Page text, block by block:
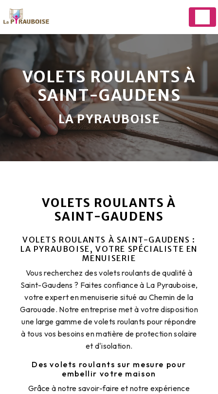
VOLETS ROULANTS À
SAINT-GAUDENS
LA PYRAUBOISE
VOLETS ROULANTS À
SAINT-GAUDENS
VOLETS ROULANTS À SAINT-GAUDENS :
LA PYRAUBOISE, VOTRE SPÉCIALISTE EN
MENUISERIE
Vous recherchez des volets roulants de qualité à
Saint-Gaudens ? Faites confiance à La Pyrauboise,
votre expert en menuiserie situé au Chemin de la
Garouade. Notre entreprise met à votre disposition
une large gamme de volets roulants pour répondre
à tous vos besoins en matière de protection solaire
et d'isolation.
Des volets roulants sur mesure pour
embellir votre maison
Grâce à notre savoir-faire et notre expérience